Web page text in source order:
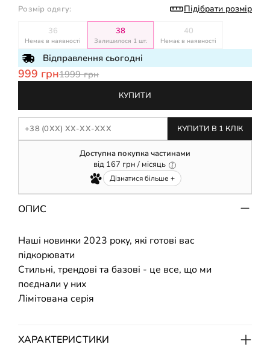
Розмір одягу:
Підібрати розмір
36
Немає в наявності
38
Залишилося 1 шт.
40
Немає в наявності
Відправлення сьогодні
999 грн1999 грн
КУПИТИ
КУПИТИ В 1 КЛІК
Доступна покупка частинами
від 167 грн / місяць
Дізнатися більше +
ОПИС
Наші новинки 2023 року, які готові вас
підкорювати
Стильні, трендові та базові - це все, що ми
поєднали у них
Лімітована серія
ХАРАКТЕРИСТИКИ